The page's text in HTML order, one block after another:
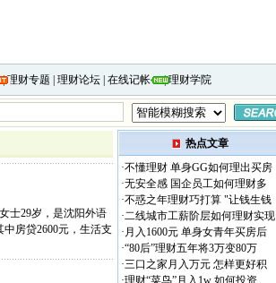
理财专题 理财论坛 在线记帐|理财学院
士29岁，是沈阳外语
房贷2600元，生活支
热点文章
·不懂理财 单身GG如何理出买房
·无安全感 国企员工如何理财多
·不惑之年理财巧打算 "让钱生钱
·二线城市工薪阶层如何理财实现
· 月入1600元 单身女青年买房后
·“80后”理财五年将3万变80万
·三口之家月入万元 怎样更好积
·理财“菜鸟”月入1w 如何投资